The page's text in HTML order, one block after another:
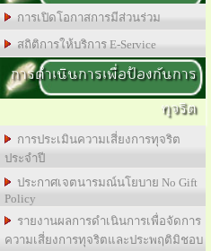
การเปิดโอกาสการมีส่วนร่วม
สถิติการให้บริการ E-Service
การดำเนินการเพื่อป้องกันการ
ทุจริต
การประเมินความเสี่ยงการทุจริต
ประจำปี
ประกาศเจตนารมณ์นโยบาย No Gift
Policy
รายงานผลการดำเนินการเพื่อจัดการ
ความเสี่ยงการทุจริตและประพฤติมิชอบ